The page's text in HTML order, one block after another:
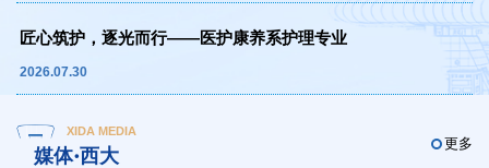
匠心筑护，逐光而行——医护康养系护理专业
2026.07.30
XIDA MEDIA
媒体·西大
更多